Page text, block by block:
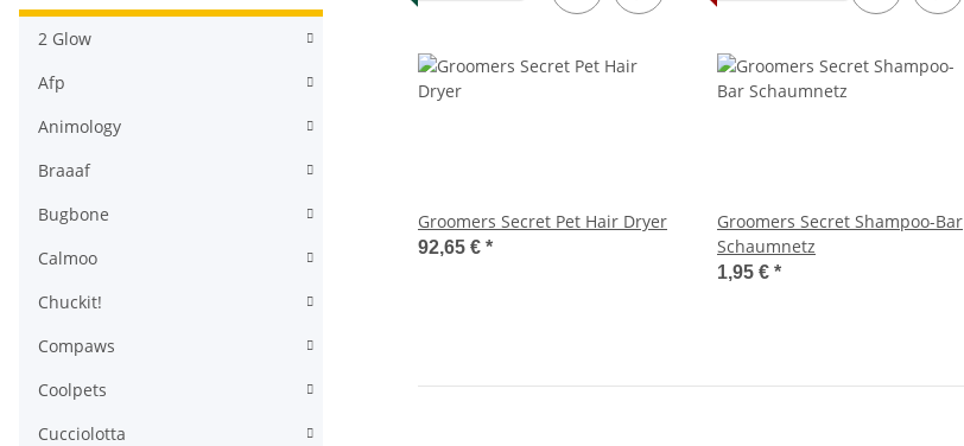
Groomers Secret Pet Hair Dryer
92,65 € *
Groomers Secret Shampoo-Bar
Schaumnetz
1,95 € *
2 Glow
Afp
Animology
Braaaf
Bugbone
Calmoo
Chuckit!
Compaws
Coolpets
Cucciolotta